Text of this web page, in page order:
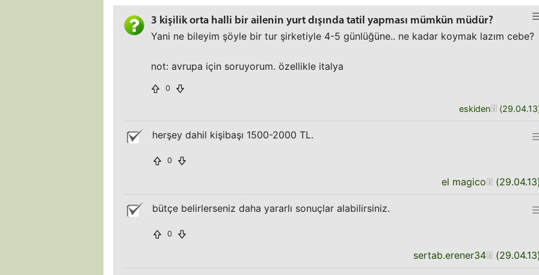
3 kişilik orta halli bir ailenin yurt dışında tatil yapması mümkün müdür?
Yani ne bileyim şöyle bir tur şirketiyle 4-5 günlüğüne.. ne kadar koymak lazım cebe?
not: avrupa için soruyorum. özellikle italya
0
eskiden (29.04.13
herşey dahil kişibaşı 1500-2000 TL.
0
el magico (29.04.13
bütçe belirlerseniz daha yararlı sonuçlar alabilirsiniz.
0
sertab.erener34 (29.04.13